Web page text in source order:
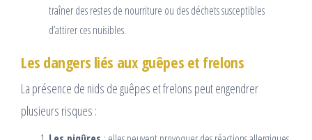
traîner des restes de nourriture ou des déchets susceptibles
d’attirer ces nuisibles.
Les dangers liés aux guêpes et frelons
La présence de nids de guêpes et frelons peut engendrer
plusieurs risques :